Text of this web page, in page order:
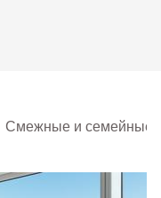
Смежные и семейные